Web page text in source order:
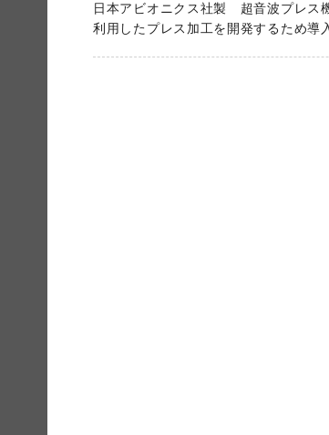
日本アビオニクス社製 超音波プレス
利用したプレス加工を開発するため